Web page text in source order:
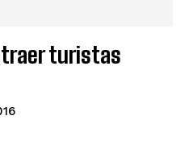
turistas